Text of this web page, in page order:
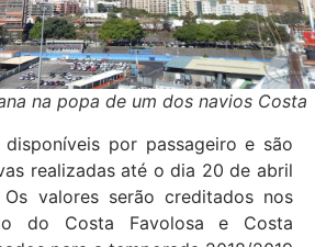
na popa de um dos navios Costa
por passageiro e são
realizadas até o dia 20 de abril
valores serão creditados nos
do Costa Favolosa e Costa